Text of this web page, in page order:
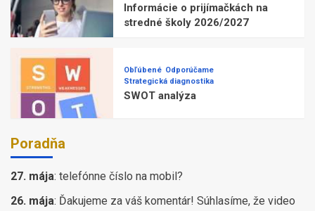
Informácie o prijímačkách na
stredné školy 2026/2027
Obľúbené Odporúčame
Strategická diagnostika
SWOT analýza
Poradňa
27. mája: telefónne číslo na mobil?
26. mája: Ďakujeme za váš komentár! Súhlasíme, že video